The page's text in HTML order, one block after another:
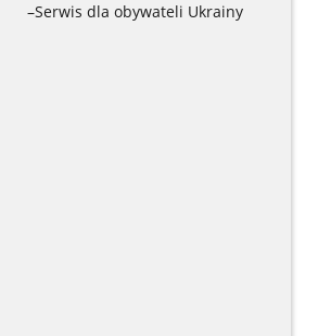
–Serwis dla obywateli Ukrainy